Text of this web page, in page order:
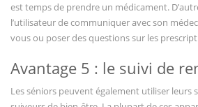
est temps de prendre un médicament.
l’utilisateur de communiquer avec son
vous ou poser des questions sur les
Avantage 5 : le suivi de
Les séniors peuvent également utiliser leurs